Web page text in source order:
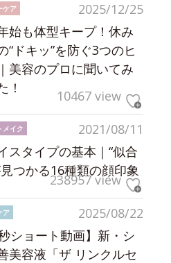
2025/12/25
ケア
始も体型キープ！休み
“ドキッ”を防ぐ3つのヒ
美容のプロに聞いてみ
！
10467 view
2021/08/11
メイク
スタイプの基本｜“似合
見つかる16種類の顔印象
238957 view
2025/08/22
ア
秒ショート動画】新・シ
美容液「ザ リンクルセ